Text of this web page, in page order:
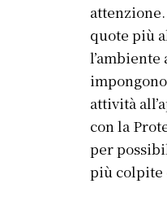
quote più
attività
con la
per
più colpite